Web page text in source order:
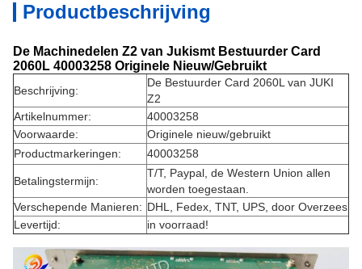
Productbeschrijving
De Machinedelen Z2 van Jukismt Bestuurder Card
2060L 40003258 Originele Nieuw/Gebruikt
Beschrijving:
De Bestuurder Card 2060L van JUKI
Z2
Artikelnummer:
40003258
Voorwaarde:
Originele nieuw/gebruikt
Productmarkeringen:
40003258
Betalingstermijn:
T/T, Paypal, de Western Union allen
worden toegestaan.
Verschepende Manieren: DHL, Fedex, TNT, UPS, door Overzees
Levertijd:
in voorraad!